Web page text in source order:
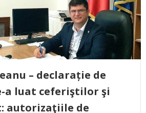
– declarație de
a luat ceferiştilor şi
autorizaţiile de